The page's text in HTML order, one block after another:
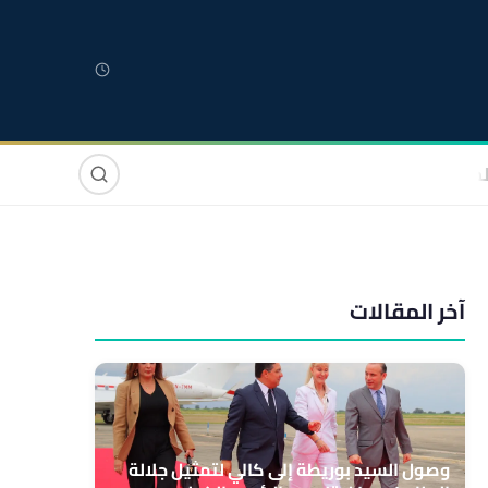
صوت وصورة
آخر المقالات
وصول السيد بوريطة إلى كالي لتمثيل جلالة